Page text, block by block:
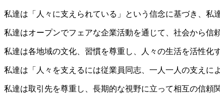
私達は「人々に支えられている」という信念に基づき、私
私達はオープンでフェアな企業活動を通じて、社会から信
私達は各地域の文化、習慣を尊重し、人々の生活を活性化
私達は「人々を支えるには従業員同志、一人一人の支えに
私達は取引先を尊重し、長期的な視野に立って相互の信頼